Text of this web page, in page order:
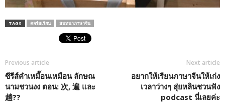
TAGS คอร์สเรียน สนทนาภาษาจีน
Previous article
ซีรีส์คำเหมื๊อนเหมือน ลักษณ
นามชวนงง ตอน: 次, 遍 และ
趟??
Next article
อยากให้เรียนภาษาจีนให้เก่ง
เวลาว่างๆ สุ่ยหลินชวนฟัง
podcast นี่เลยค่ะ